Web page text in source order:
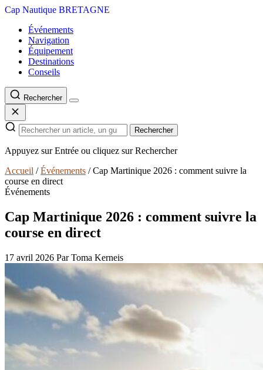
Cap Nautique BRETAGNE
Événements
Navigation
Équipement
Destinations
Conseils
Rechercher
Rechercher
Appuyez sur Entrée ou cliquez sur Rechercher
Accueil / Événements / Cap Martinique 2026 : comment suivre la
course en direct
Événements
Cap Martinique 2026 : comment suivre la
course en direct
17 avril 2026 Par Toma Kerneis